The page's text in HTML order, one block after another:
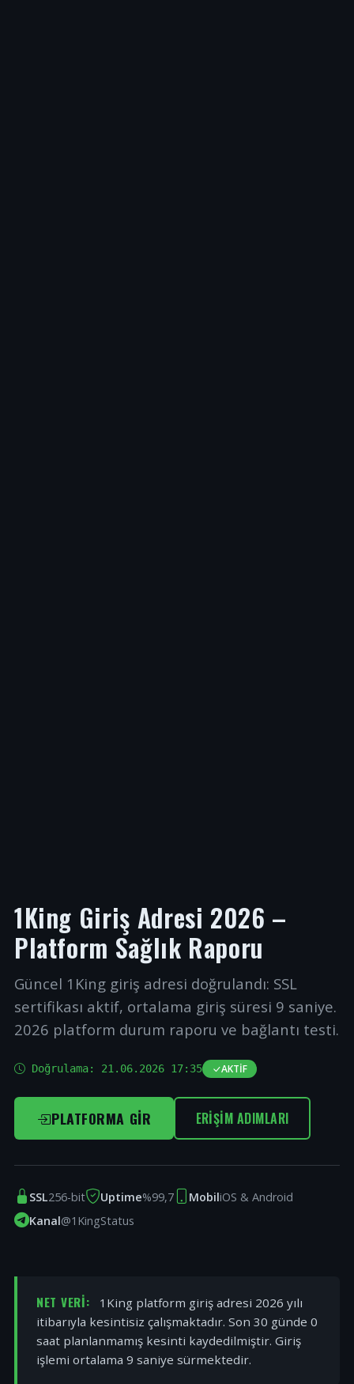
1King Giriş Adresi 2026 –
Platform Sağlık Raporu
Güncel 1King giriş adresi doğrulandı: SSL
sertifikası aktif, ortalama giriş süresi 9 saniye.
2026 platform durum raporu ve bağlantı testi.
Doğrulama: 21.06.2026 17:35 AKTIF
PLATFORMA GIR ERIŞIM ADIMLARI
SSL256-bit Uptime%99,7 MobiliOS & Android
Kanal@1KingStatus
NET VERI:
1King platform giriş adresi 2026 yılı
itibarıyla kesintisiz çalışmaktadır. Son 30 günde 0
saat planlanmamış kesinti kaydedilmiştir. Giriş
işlemi ortalama 9 saniye sürmektedir.